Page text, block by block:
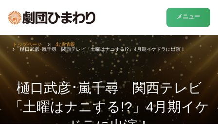
メニュー
樋口武彦･嵐千尋 関西テレビ
「土曜はナニする!?」4月期イケ
トップページ
出演情報
樋口武彦･嵐千尋 関西テレビ「土曜はナニする!?」4月期イケドラに出演！